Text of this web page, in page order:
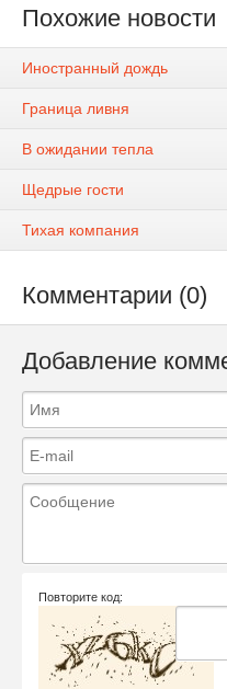
Похожие новости
Иностранный дождь
Граница ливня
В ожидании тепла
Щедрые гости
Тихая компания
Комментарии (0)
Добавление
Повторите код: